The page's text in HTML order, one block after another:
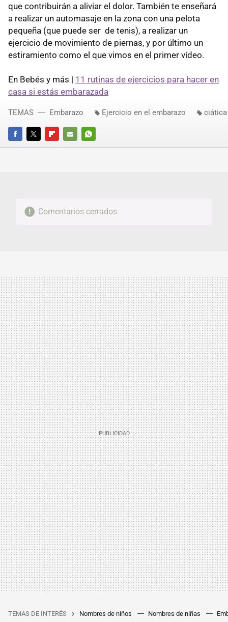
que contribuirán a aliviar el dolor. También te enseñará
a realizar un automasaje en la zona con una pelota
pequeña (que puede ser de tenis), a realizar un
ejercicio de movimiento de piernas, y por último un
estiramiento como el que vimos en el primer vídeo.
En Bebés y más | 11 rutinas de ejercicios para hacer en
casa si estás embarazada
FACEBOOKTWITTERFLIPBOARD
E-
WHATSAPP
TEMAS Embarazo Ejercicio en el embarazo ciática
Comentarios cerrados
TEMAS DE INTERÉS Nombres de niños Nombres de niñas